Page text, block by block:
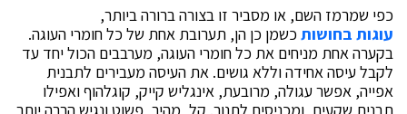
כפי שמרמז השם, או מסביר זו בצורה ברורה ביותר,
עוגות בחושות כשמן כן הן, תערובת אחת של כל חומרי העוגה.
בקערה אחת מניחים את כל חומרי העוגה, מערבבים הכול יחד עד
לקבל עיסה אחידה וללא גושים. את העיסה מעבירים לתבנית
אפייה, אפשר עגולה, מרובעת, אינגליש קייק, קוגלהוף ואפילו
תבנית שקעים, ומכניסים לתנור. קל, מהיר, פשוט ונגיש הרבה יותר